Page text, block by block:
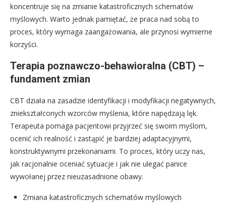
koncentruje się na zmianie katastroficznych schematów
myślowych. Warto jednak pamiętać, że praca nad sobą to
proces, który wymaga zaangażowania, ale przynosi wymierne
korzyści.
Terapia poznawczo-behawioralna (CBT) –
fundament zmian
CBT działa na zasadzie identyfikacji i modyfikacji negatywnych,
zniekształconych wzorców myślenia, które napędzają lęk.
Terapeuta pomaga pacjentowi przyjrzeć się swoim myślom,
ocenić ich realność i zastąpić je bardziej adaptacyjnymi,
konstruktywnymi przekonaniami. To proces, który uczy nas,
jak racjonalnie oceniać sytuacje i jak nie ulegać panice
wywołanej przez nieuzasadnione obawy.
Zmiana katastroficznych schematów myślowych